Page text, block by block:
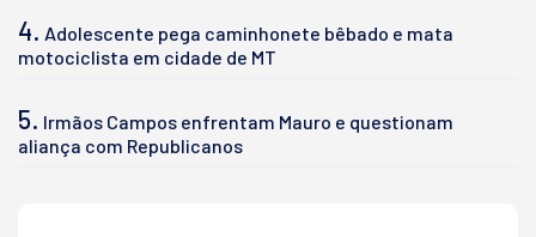
4. Adolescente pega caminhonete bêbado e mata
motociclista em cidade de MT
5. Irmãos Campos enfrentam Mauro e questionam
aliança com Republicanos